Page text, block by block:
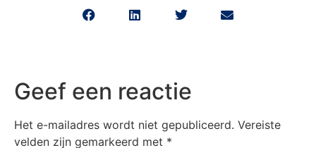
Geef een reactie
Het e-mailadres wordt niet gepubliceerd. Vereiste
velden zijn gemarkeerd met *